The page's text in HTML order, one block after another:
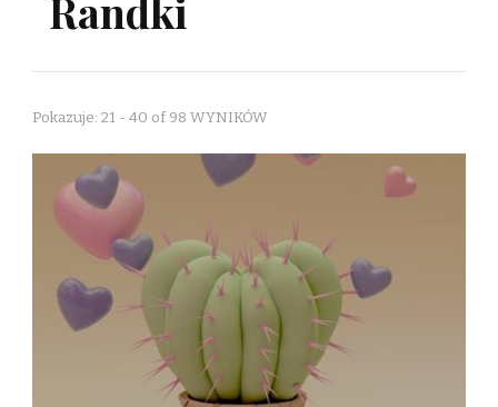
Randki
Pokazuje: 21 - 40 of 98 WYNIKÓW